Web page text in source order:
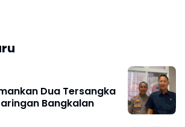
Dua Tersangka
Bangkalan